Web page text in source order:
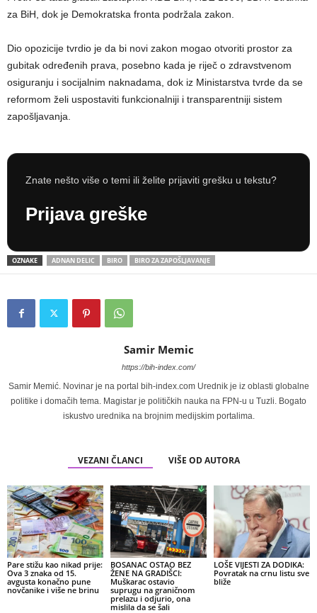
za BiH, dok je Demokratska fronta podržala zakon.
Dio opozicije tvrdio je da bi novi zakon mogao otvoriti prostor za
gubitak određenih prava, posebno kada je riječ o zdravstvenom
osiguranju i socijalnim naknadama, dok iz Ministarstva tvrde da se
reformom želi uspostaviti funkcionalniji i transparentniji sistem
zapošljavanja.
Znate nešto više o temi ili želite prijaviti grešku u tekstu?
Prijava greške
OZNAKE ADNAN DELIC BIRO BIRO ZA ZAPOŠLJAVANJE
Samir Memic
https://bih-index.com/
Samir Memić. Novinar je na portal bih-index.com Urednik je iz oblasti globalne
politike i domačih tema. Magistar je političkih nauka na FPN-u u Tuzli. Bogato
iskustvo urednika na brojnim medijskim portalima.
VEZANI ČLANCI VIŠE OD AUTORA
Pare stižu kao nikad prije:
Ova 3 znaka od 15.
avgusta konačno pune
novčanike i više ne brinu
BOSANAC OSTAO BEZ
ŽENE NA GRADIŠCI:
Muškarac ostavio
suprugu na graničnom
prelazu i odjurio, ona
mislila da se šali
LOŠE VIJESTI ZA DODIKA:
Povratak na crnu listu sve
bliže